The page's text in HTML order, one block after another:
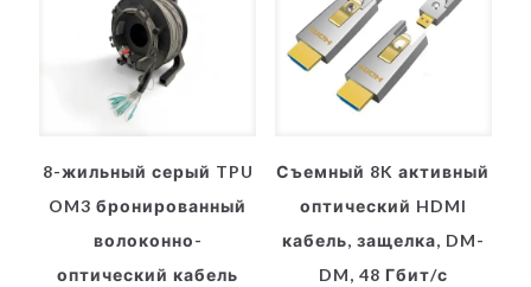
8-жильный серый TPU
OM3 бронированный
волоконно-
оптический кабель
Съемный 8K активный
оптический HDMI
кабель, защелка, DM-
DM, 48 Гбит/с